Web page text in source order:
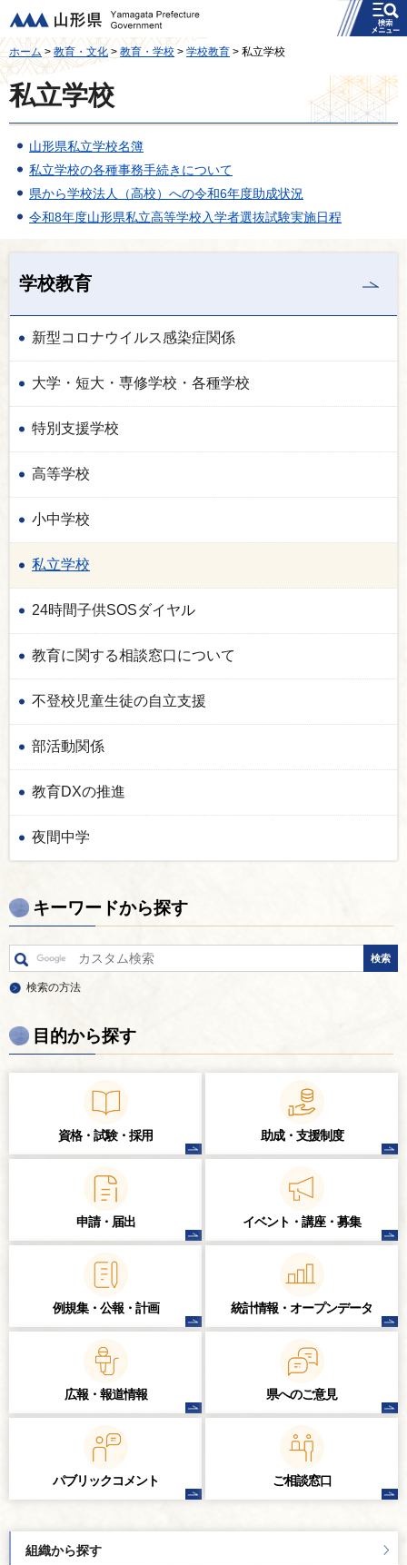
山形県
メニュー
ホーム>教育・文化> 教育・学校 > 学校教育 > 私立学校
私立学校
山形県私立学校名簿
私立学校の各種事務手続きについて
県から学校法人（高校）への令和6年度助成状況
令和8年度山形県私立高等学校入学者選抜試験実施日程
学校教育
新型コロナウイルス感染症関係
大学・短大・専修学校・各種学校
特別支援学校
高等学校
小中学校
私立学校
24時間子供SOSダイヤル
教育に関する相談窓口について
不登校児童生徒の自立支援
部活動関係
教育DXの推進
夜間中学
キーワードから探す
検索の方法
目的から探す
資格・試験・ 採用 助成・支援制度
申請・届出 イベント・講座・ 募集
例規集・公報・計画 統計情報・ オープンデータ
広報・報道情報 県へのご意見
パブリックコメント ご相談窓口
組織から探す